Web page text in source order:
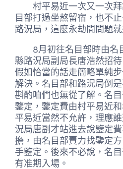
村平易近一次又一次拜
目部打過坐熬留宿，也不
路況局，這麼永劫間問題
8月初往名目部時由名
縣路況局副局長唐浩然招
假如恰當的話走簡略單純
解決。名目部和路況局倒
斟酌咱們也無從了解。名
鑒定，鑒定費由村平易近
平易近當然不允許，理應
況局唐副才站進去說鑒定
擔，由名目部賣力找鑒定
手鑒定。後來不必說，名
有准期入場。